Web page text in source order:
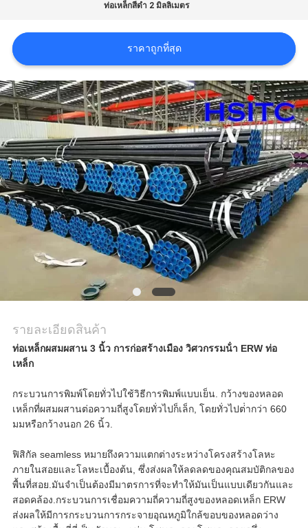
ขอคํา
อ้างอิง
แผนผัง
เว็บไซต์
นโยบาย
ความ
ส่วน
ตัว
ท่อเหล็กสีดํา 2 มิลลิเมตร
ราคาถูกที่สุด
รายละเอียดสินค้า
ท่อเหล็กผสมผสาน 3 นิ้ว การก่อสร้างเมือง วิศวกรรมน้ํา ERW ท่อ
เหล็ก
กระบวนการพิมพ์โดยทั่วไปใช้วิธีการพิมพ์แบบเย็น. กว้างของหลอด
เหล็กที่ผสมผสานต่อความถี่สูงโดยทั่วไปก็เล็ก, โดยทั่วไปต่ํากว่า 660
มมหรือกว้างนอก 26 นิ้ว.
ฟิสิกัล seamless หมายถึงความแตกต่างระหว่างโครงสร้างโลหะ
ภายในสอยและโลหะเบื้องต้น, ซึ่งส่งผลให้ลดลดของคุณสมบัติกลของ
พื้นที่สอย.มันจําเป็นต้องมีมาตรการที่จะทําให้มันเป็นแบบเดียวกันและ
สอดคล้อง.กระบวนการเชื่อมความถี่ความถี่สูงของหลอดเหล็ก ERW
ส่งผลให้มีการกระบวนการกระจายอุณหภูมิใกล้ขอบของหลอดว่าง